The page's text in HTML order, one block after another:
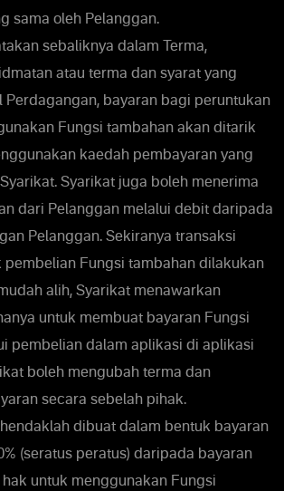
sama oleh Pelanggan.
sebaliknya dalam Terma,
atau terma dan syarat yang
Perdagangan, bayaran bagi peruntukan
Fungsi tambahan akan ditarik
kaedah pembayaran yang
Syarikat juga boleh menerima
dari Pelanggan melalui debit daripada
Pelanggan. Sekiranya transaksi
pembelian Fungsi tambahan dilakukan
alih, Syarikat menawarkan
untuk membuat bayaran Fungsi
pembelian dalam aplikasi di aplikasi
boleh mengubah terma dan
secara sebelah pihak.
dibuat dalam bentuk bayaran
(seratus peratus) daripada bayaran
untuk menggunakan Fungsi